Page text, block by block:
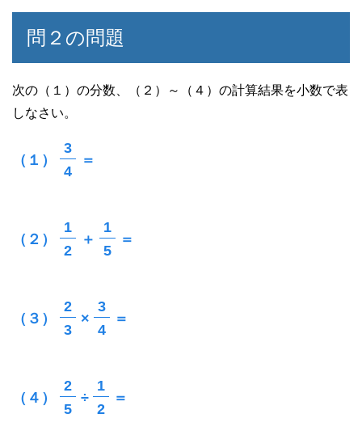
問２の問題
次の（１）の分数、（２）～（４）の計算結果を小数で表
しなさい。
（１）
3
4
＝
（２）
1
2
＋
1
5
＝
（３）
2
3
×
3
4
＝
（４）
2
5
÷
1
2
＝